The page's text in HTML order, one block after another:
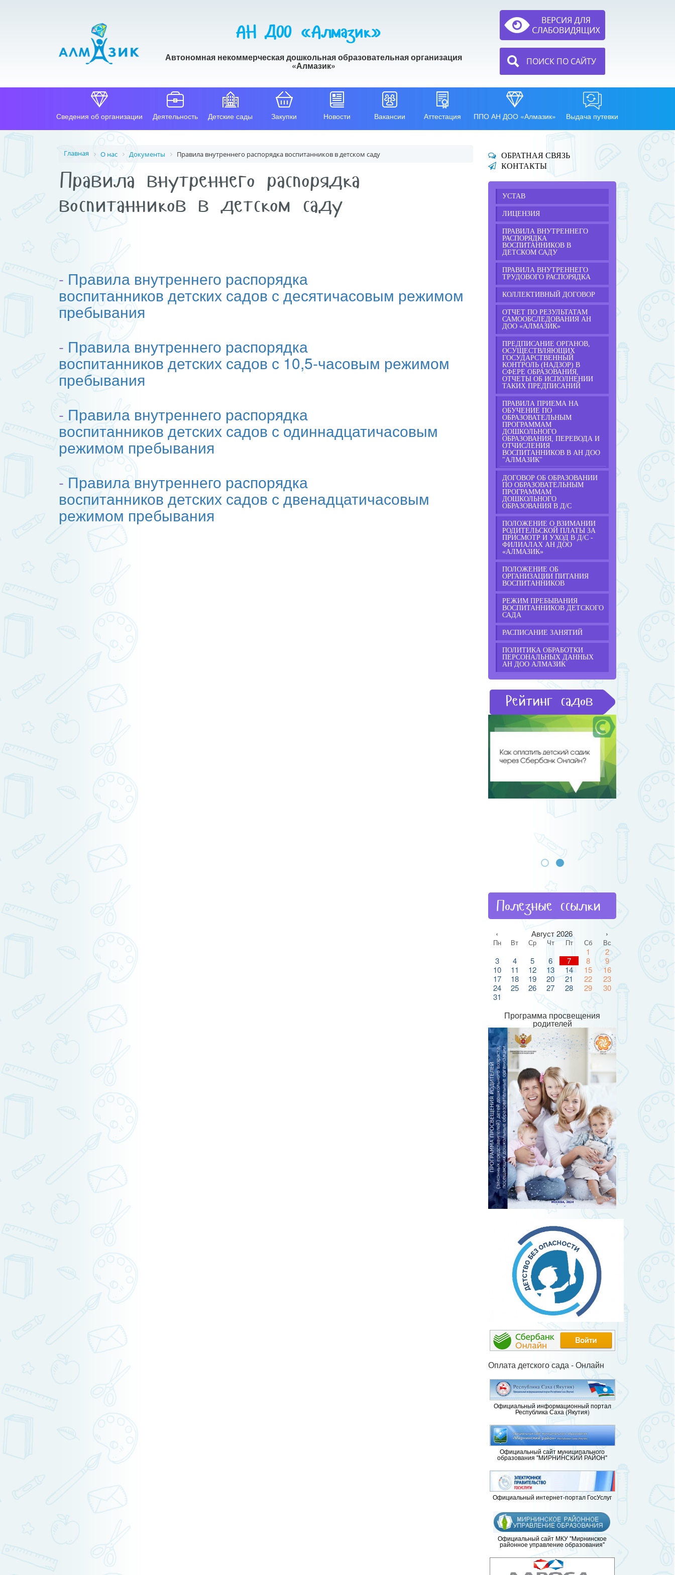
АН ДОО «Алмазик»
Автономная некоммерческая дошкольная образовательная организация
«Алмазик» ПОИСК ПО САЙТУ
Сведения об организации Деятельность Детские сады Закупки Новости Вакансии Аттестация ППО АН ДОО «Алмазик» Выдача путевки
Главная О нас Документы Правила внутреннего распорядка воспитанников в детском саду
Правила внутреннего распорядка
воспитанников в детском саду
- Правила внутреннего распорядка
воспитанников детских садов с десятичасовым режимом
пребывания
- Правила внутреннего распорядка
воспитанников детских садов с 10,5-часовым режимом
пребывания
- Правила внутреннего распорядка
воспитанников детских садов с одиннадцатичасовым
режимом пребывания
- Правила внутреннего распорядка
воспитанников детских садов с двенадцатичасовым
режимом пребывания
ОБРАТНАЯ СВЯЗЬ
КОНТАКТЫ
УСТАВ
ЛИЦЕНЗИЯ
ПРАВИЛА ВНУТРЕННЕГО
РАСПОРЯДКА
ВОСПИТАННИКОВ В
ДЕТСКОМ САДУ
ПРАВИЛА ВНУТРЕННЕГО
ТРУДОВОГО РАСПОРЯДКА
КОЛЛЕКТИВНЫЙ ДОГОВОР
ОТЧЕТ ПО РЕЗУЛЬТАТАМ
САМООБСЛЕДОВАНИЯ АН
ДОО «АЛМАЗИК»
ПРЕДПИСАНИЕ ОРГАНОВ,
ОСУЩЕСТВЛЯЮЩИХ
ГОСУДАРСТВЕННЫЙ
КОНТРОЛЬ (НАДЗОР) В
СФЕРЕ ОБРАЗОВАНИЯ,
ОТЧЕТЫ ОБ ИСПОЛНЕНИИ
ТАКИХ ПРЕДПИСАНИЙ
ПРАВИЛА ПРИЕМА НА
ОБУЧЕНИЕ ПО
ОБРАЗОВАТЕЛЬНЫМ
ПРОГРАММАМ
ДОШКОЛЬНОГО
ОБРАЗОВАНИЯ, ПЕРЕВОДА И
ОТЧИСЛЕНИЯ
ВОСПИТАННИКОВ В АН ДОО
"АЛМАЗИК"
ДОГОВОР ОБ ОБРАЗОВАНИИ
ПО ОБРАЗОВАТЕЛЬНЫМ
ПРОГРАММАМ
ДОШКОЛЬНОГО
ОБРАЗОВАНИЯ В Д/С
ПОЛОЖЕНИЕ О ВЗИМАНИИ
РОДИТЕЛЬСКОЙ ПЛАТЫ ЗА
ПРИСМОТР И УХОД В Д/С -
ФИЛИАЛАХ АН ДОО
«АЛМАЗИК»
ПОЛОЖЕНИЕ ОБ
ОРГАНИЗАЦИИ ПИТАНИЯ
ВОСПИТАННИКОВ
РЕЖИМ ПРЕБЫВАНИЯ
ВОСПИТАННИКОВ ДЕТСКОГО
САДА
РАСПИСАНИЕ ЗАНЯТИЙ
ПОЛИТИКА ОБРАБОТКИ
ПЕРСОНАЛЬНЫХ ДАННЫХ
АН ДОО АЛМАЗИК
Рейтинг садов
Полезные ссылки
‹ Август 2026 ›
Пн Вт Ср Чт Пт Сб Вс
1
2
3
4 5 6 7 8
9
10
11 12 13 14 15
16
17
18 19 20 21 22
23
24
25 26 27 28 29
30
31
Программа просвещения
родителей
Оплата детского сада - Онлайн
Официальный информационный портал
Республика Саха (Якутия)
Официальный сайт муниципального
образования "МИРНИНСКИЙ РАЙОН"
Официальный интернет-портал ГосУслуг
Официальный сайт МКУ "Мирнинское
районное управление образования"